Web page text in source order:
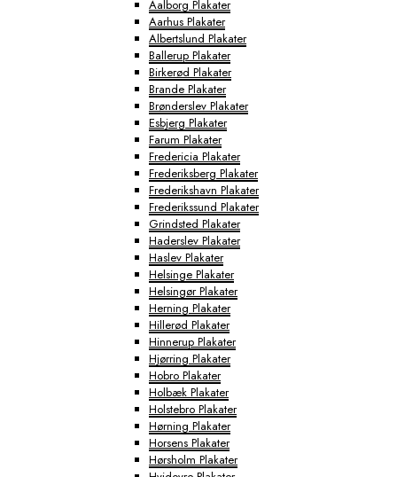
Aalborg Plakater
Aarhus Plakater
Albertslund Plakater
Ballerup Plakater
Birkerød Plakater
Brande Plakater
Brønderslev Plakater
Esbjerg Plakater
Farum Plakater
Fredericia Plakater
Frederiksberg Plakater
Frederikshavn Plakater
Frederikssund Plakater
Grindsted Plakater
Haderslev Plakater
Haslev Plakater
Helsinge Plakater
Helsingør Plakater
Herning Plakater
Hillerød Plakater
Hinnerup Plakater
Hjørring Plakater
Hobro Plakater
Holbæk Plakater
Holstebro Plakater
Hørning Plakater
Horsens Plakater
Hørsholm Plakater